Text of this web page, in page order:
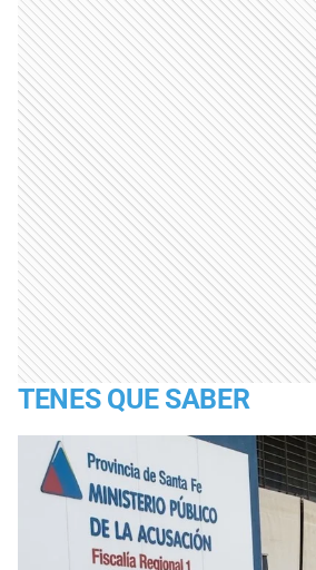
TENES QUE SABER